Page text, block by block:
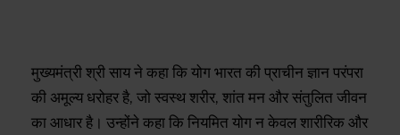
मुख्यमंत्री श्री साय ने कहा कि योग भारत की प्राचीन ज्ञान परंपरा
की अमूल्य धरोहर है, जो स्वस्थ शरीर, शांत मन और संतुलित जीवन
का आधार है। उन्होंने कहा कि नियमित योग न केवल शारीरिक और